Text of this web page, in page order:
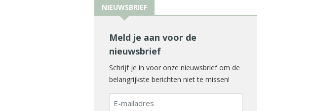
NIEUWSBRIEF
Meld je aan voor de
nieuwsbrief
Schrijf je in voor onze nieuwsbrief om de
belangrijkste berichten niet te missen!
E-